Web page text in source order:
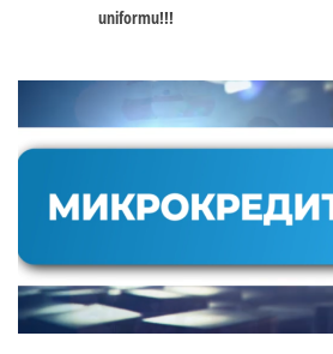
uniformu!!!